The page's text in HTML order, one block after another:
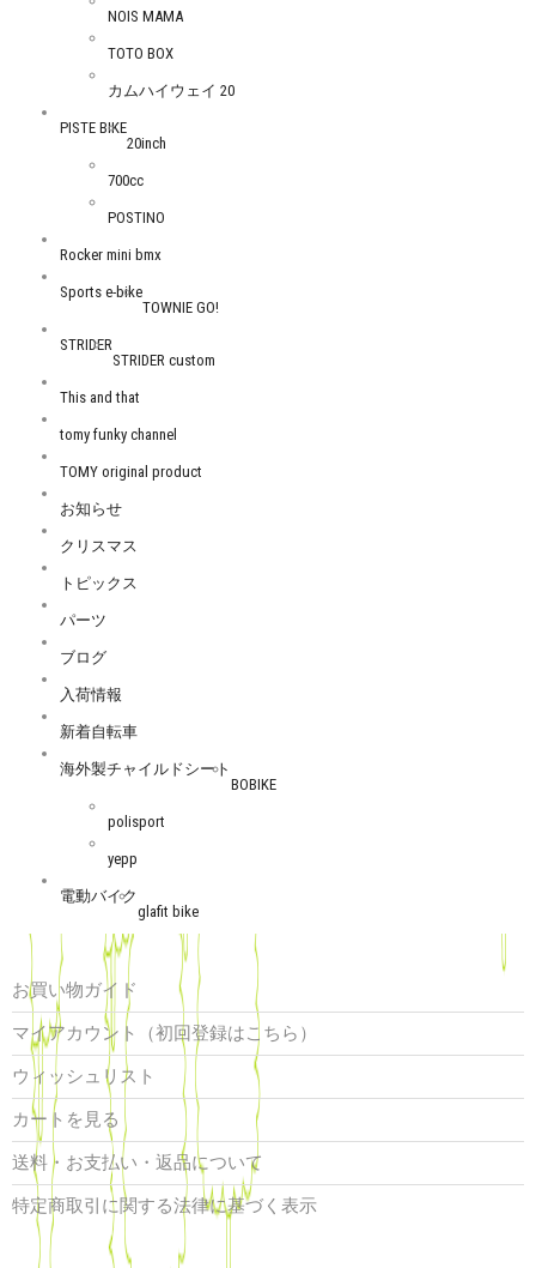
NOIS MAMA
TOTO BOX
カムハイウェイ 20
PISTE BIKE
20inch
700cc
POSTINO
Rocker mini bmx
Sports e-bike
TOWNIE GO!
STRIDER
STRIDER custom
This and that
tomy funky channel
TOMY original product
お知らせ
クリスマス
トピックス
パーツ
ブログ
入荷情報
新着自転車
海外製チャイルドシート
BOBIKE
polisport
yepp
電動バイク
glafit bike
お買い物ガイド
マイアカウント（初回登録はこちら）
ウィッシュリスト
カートを見る
送料・お支払い・返品について
特定商取引に関する法律に基づく表示